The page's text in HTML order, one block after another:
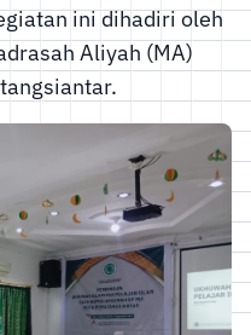
ini dihadiri oleh
Aliyah (MA)